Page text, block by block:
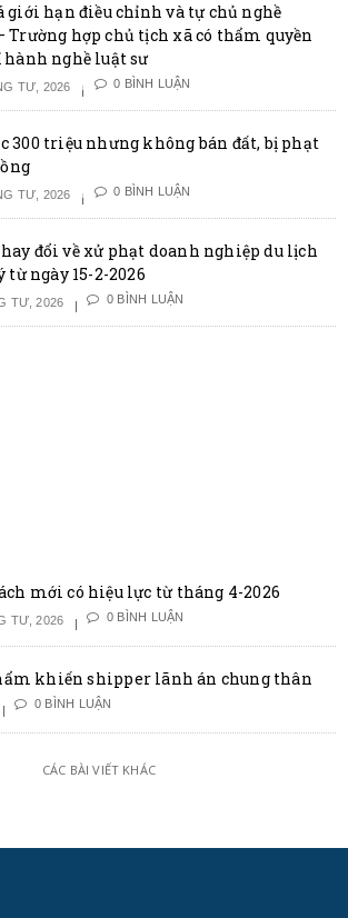
giới hạn điều chỉnh và tự chủ nghề
Trường hợp chủ tịch xã có thẩm quyền
nghề luật sư
TƯ, 2026 0 BÌNH LUẬN
300 triệu nhưng không bán đất, bị phạt
TƯ, 2026 0 BÌNH LUẬN
đổi về xử phạt doanh nghiệp du lịch
từ ngày 15-2-2026
TƯ, 2026 0 BÌNH LUẬN
mới có hiệu lực từ tháng 4-2026
TƯ, 2026 0 BÌNH LUẬN
khiến shipper lãnh án chung thân
0 BÌNH LUẬN
CÁC BÀI VIẾT KHÁC